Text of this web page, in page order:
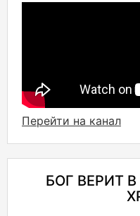
Перейти на канал
БОГ ВЕРИТ